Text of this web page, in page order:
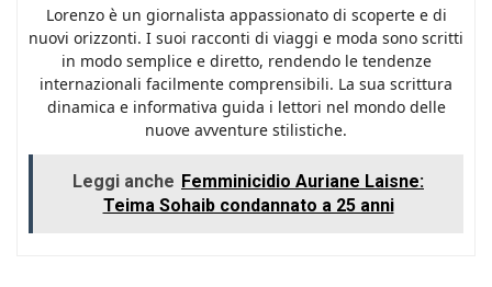
Lorenzo è un giornalista appassionato di scoperte e di
nuovi orizzonti. I suoi racconti di viaggi e moda sono scritti
in modo semplice e diretto, rendendo le tendenze
internazionali facilmente comprensibili. La sua scrittura
dinamica e informativa guida i lettori nel mondo delle
nuove avventure stilistiche.
Leggi anche Femminicidio Auriane Laisne:
Teima Sohaib condannato a 25 anni